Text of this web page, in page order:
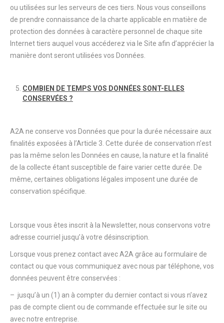
ou utilisées sur les serveurs de ces tiers. Nous vous conseillons
de prendre connaissance de la charte applicable en matière de
protection des données à caractère personnel de chaque site
Internet tiers auquel vous accéderez via le Site afin d’apprécier la
manière dont seront utilisées vos Données.
COMBIEN DE TEMPS VOS DONNÉES SONT-ELLES
CONSERVÉES ?
A2A ne conserve vos Données que pour la durée nécessaire aux
finalités exposées à l’Article 3. Cette durée de conservation n’est
pas la même selon les Données en cause, la nature et la finalité
de la collecte étant susceptible de faire varier cette durée. De
même, certaines obligations légales imposent une durée de
conservation spécifique.
Lorsque vous êtes inscrit à la Newsletter, nous conservons votre
adresse courriel jusqu’à votre désinscription.
Lorsque vous prenez contact avec A2A grâce au formulaire de
contact ou que vous communiquez avec nous par téléphone, vos
données peuvent être conservées :
– jusqu’à un (1) an à compter du dernier contact si vous n’avez
pas de compte client ou de commande effectuée sur le site ou
avec notre entreprise.